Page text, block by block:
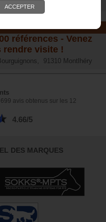
références - Venez
rendre visite !
91310 Montlhéry
avis obtenus sur les 12
4.66/5
DES MARQUES